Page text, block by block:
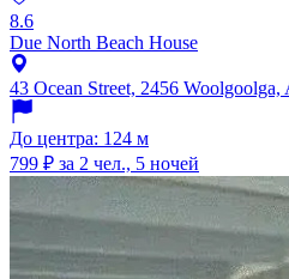
8.6
Due North Beach House
43 Ocean Street, 2456 Woolgoolga,
До центра: 124 м
799 ₽ за 2 чел., 5 ночей